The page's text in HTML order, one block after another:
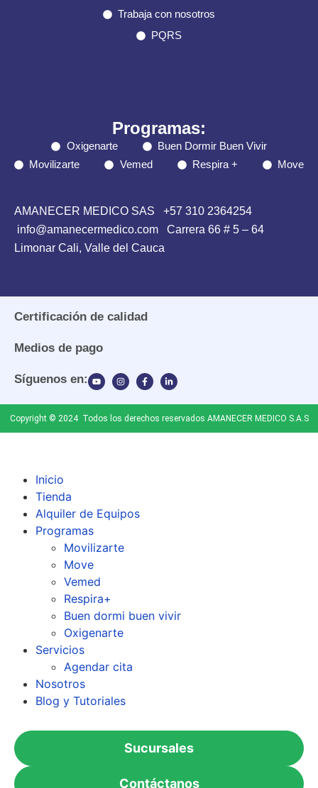
Trabaja con nosotros
PQRS
Programas:
Oxigenarte
Buen Dormir Buen Vivir
Movilizarte
Vemed Respira + Move
AMANECER MEDICO SAS +57 310 2364254
info@amanecermedico.com Carrera 66 # 5 – 64
Limonar Cali, Valle del Cauca
Certificación de calidad
Medios de pago
Síguenos en:
Copyright © 2024 Todos los derechos reservados AMANECER MEDICO S.A.S
Inicio
Tienda
Alquiler de Equipos
Programas
Movilizarte
Move
Vemed
Respira+
Buen dormi buen vivir
Oxigenarte
Servicios
Agendar cita
Nosotros
Blog y Tutoriales
Sucursales
Contáctanos